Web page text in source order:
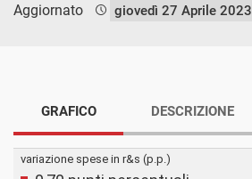
Aggiornato giovedì 27 Aprile 2023
GRAFICO DESCRIZIONE